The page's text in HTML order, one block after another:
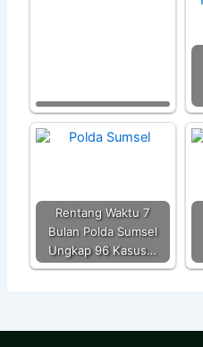
Rentang Waktu 7
Bulan Polda Sumsel
Ungkap 96 Kasus…